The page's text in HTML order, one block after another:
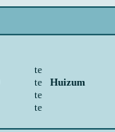
te
te
Huizum
te
te